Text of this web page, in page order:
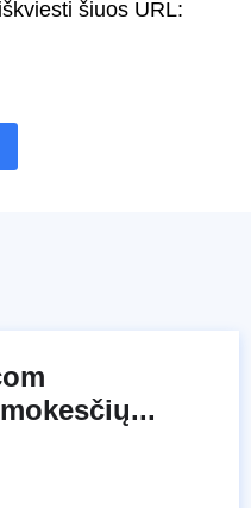
šiuos URL: